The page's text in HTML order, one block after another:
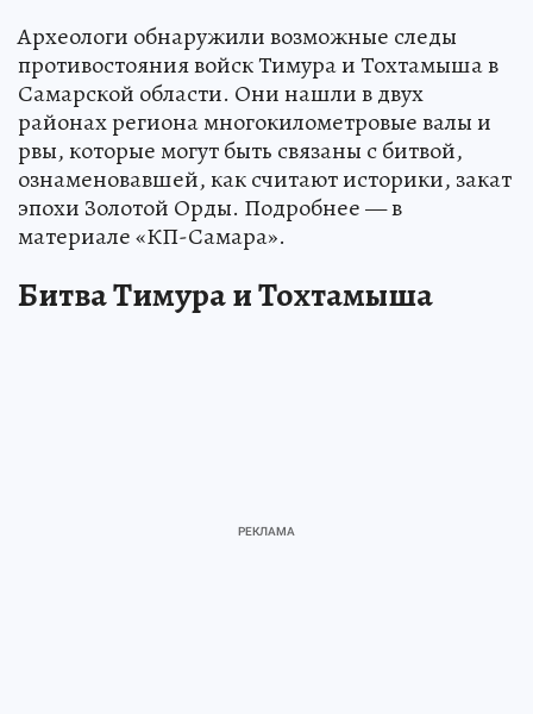
Археологи обнаружили возможные следы
противостояния войск Тимура и Тохтамыша в
Самарской области. Они нашли в двух
районах региона многокилометровые валы и
рвы, которые могут быть связаны с битвой,
ознаменовавшей, как считают историки, закат
эпохи Золотой Орды. Подробнее — в
материале «КП-Самара».
Битва Тимура и Тохтамыша